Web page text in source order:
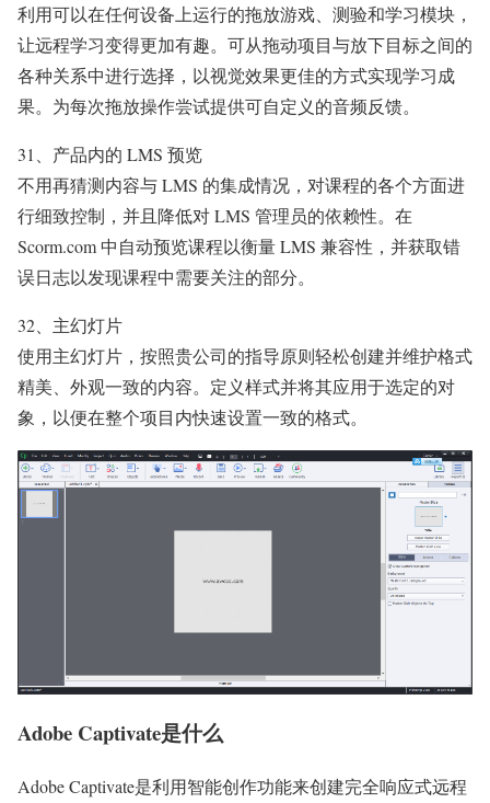
利用可以在任何设备上运行的拖放游戏、测验和学习模块，
让远程学习变得更加有趣。可从拖动项目与放下目标之间的
各种关系中进行选择，以视觉效果更佳的方式实现学习成
果。为每次拖放操作尝试提供可自定义的音频反馈。
31、产品内的 LMS 预览
不用再猜测内容与 LMS 的集成情况，对课程的各个方面进
行细致控制，并且降低对 LMS 管理员的依赖性。在
Scorm.com 中自动预览课程以衡量 LMS 兼容性，并获取错
误日志以发现课程中需要关注的部分。
32、主幻灯片
使用主幻灯片，按照贵公司的指导原则轻松创建并维护格式
精美、外观一致的内容。定义样式并将其应用于选定的对
象，以便在整个项目内快速设置一致的格式。
Adobe Captivate是什么
Adobe Captivate是利用智能创作功能来创建完全响应式远程